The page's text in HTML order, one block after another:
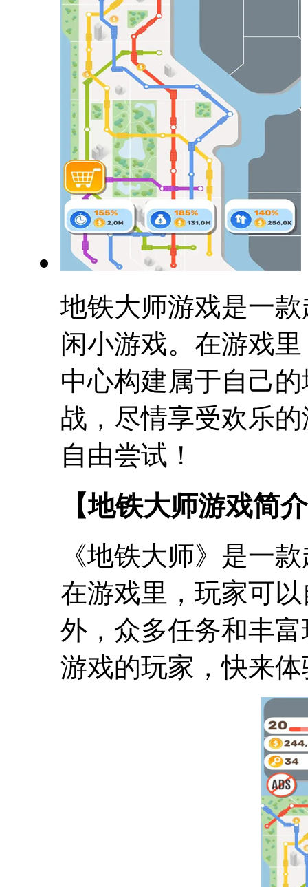
地铁大师游戏是一
闲小游戏。在游戏
中心构建属于自己
战，尽情享受欢乐
自由尝试！
【地铁大师游戏简
《地铁大师》是一
在游戏里，玩家可
外，众多任务和丰
游戏的玩家，快来